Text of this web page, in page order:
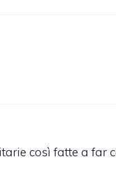
così fatte a far